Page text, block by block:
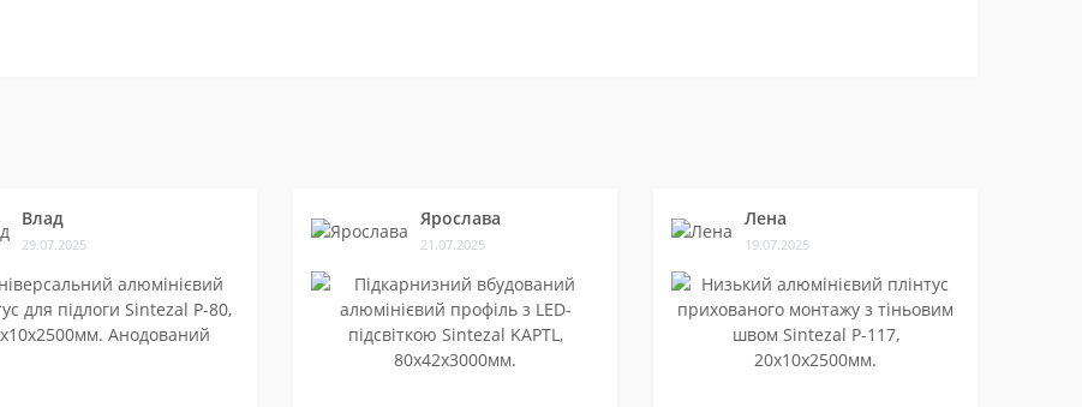
Влад
29.07.2025
Ярослава
21.07.2025
Лена
19.07.2025